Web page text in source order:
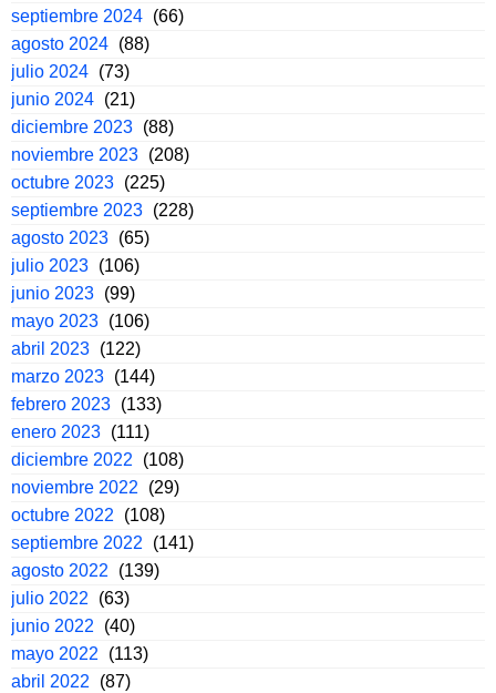
septiembre 2024 (66)
agosto 2024 (88)
julio 2024 (73)
junio 2024 (21)
diciembre 2023 (88)
noviembre 2023 (208)
octubre 2023 (225)
septiembre 2023 (228)
agosto 2023 (65)
julio 2023 (106)
junio 2023 (99)
mayo 2023 (106)
abril 2023 (122)
marzo 2023 (144)
febrero 2023 (133)
enero 2023 (111)
diciembre 2022
(108)
noviembre 2022
(29)
octubre 2022
(108)
septiembre 2022
(141)
agosto 2022
(139)
julio 2022
(63)
junio 2022
(40)
mayo 2022
(113)
abril 2022
(87)